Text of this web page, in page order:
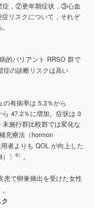
症，②更年期症状，③心血
リスクについて，それぞ
病的バリアント RRSO 群で
症の診断リスクは高い
の有病率は 5.3％から
47.2％に増加。症状は 3
施行群比較群では変化な
充療法（hormon
者よりも QOL が向上した
〕 6） 。
患で卵巣摘出を受けた女性
。